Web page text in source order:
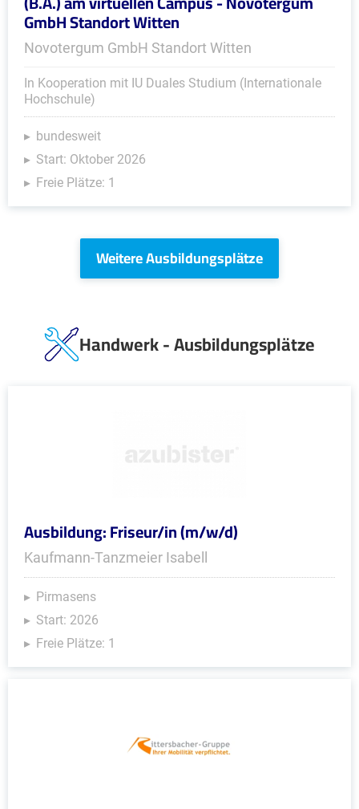
GmbH Standort Witten
Novotergum GmbH Standort Witten
In Kooperation mit IU Duales Studium (Internationale
Hochschule)
bundesweit
Start: Oktober 2026
Freie Plätze: 1
Weitere Ausbildungsplätze
Handwerk - Ausbildungsplätze
Ausbildung: Friseur/in (m/w/d)
Kaufmann-Tanzmeier Isabell
Pirmasens
Start: 2026
Freie Plätze: 1